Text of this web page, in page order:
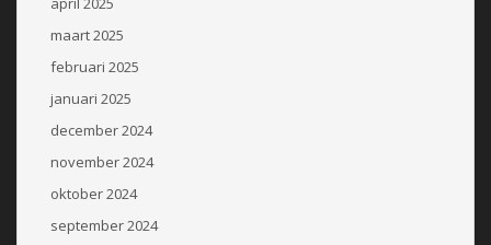
maart 2025
februari 2025
januari 2025
december 2024
november 2024
oktober 2024
september 2024